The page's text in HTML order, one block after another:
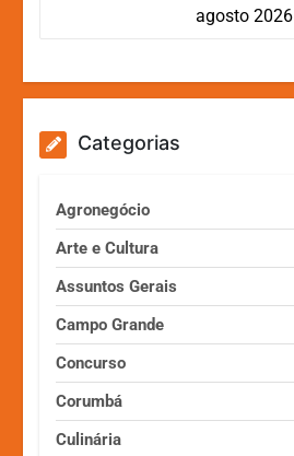
agosto 2026
Categorias
Agronegócio
Arte e Cultura
Assuntos Gerais
Campo Grande
Concurso
Corumbá
Culinária